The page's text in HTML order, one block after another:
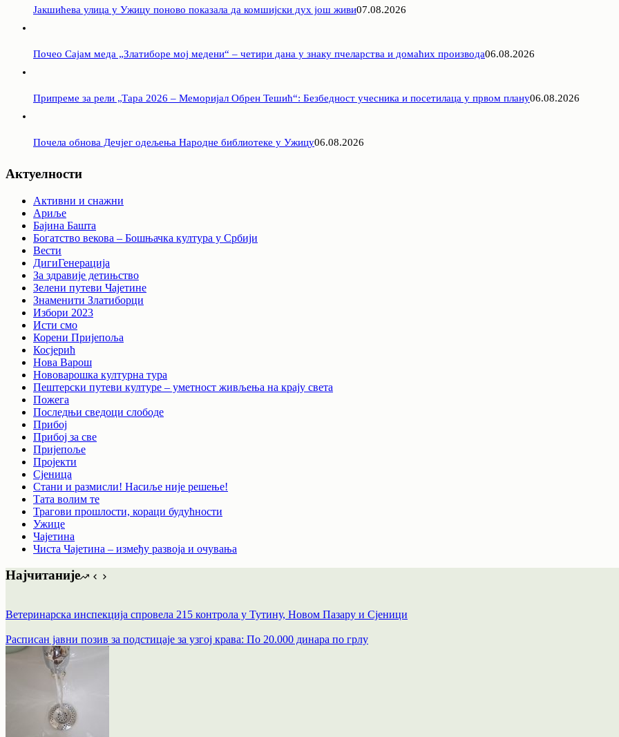
Јакшићева улица у Ужицу поново показала да комшијски дух још живи07.08.2026
Почео Сајам меда „Златиборе мој медени“ – четири дана у знаку пчеларства и домаћих производа06.08.2026
Припреме за рели „Тара 2026 – Меморијал Обрен Тешић“: Безбедност учесника и посетилаца у првом плану06.08.2026
Почела обнова Дечјег одељења Народне библиотеке у Ужицу06.08.2026
Актуелности
Активни и снажни
Ариље
Бајина Башта
Богатство векова – Бошњачка култура у Србији
Вести
ДигиГенерација
За здравије детињство
Зелени путеви Чајетине
Знаменити Златиборци
Избори 2023
Исти смо
Корени Пријепоља
Косјерић
Нова Варош
Нововарошка културна тура
Пештерски путеви културе – уметност живљења на крају света
Пожега
Последњи сведоци слободе
Прибој
Прибој за све
Пријепоље
Пројекти
Сјеница
Стани и размисли! Насиље није решење!
Тата волим те
Трагови прошлости, кораци будућности
Ужице
Чајетина
Чиста Чајетина – између развоја и очувања
Најчитаније
Ветеринарска инспекција спровела 215 контрола у Тутину, Новом Пазару и Сјеници
Расписан јавни позив за подстицаје за узгој крава: По 20.000 динара по грлу